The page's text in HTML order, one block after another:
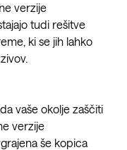
verzije
tudi rešitve
ki se jih lahko
vaše okolje zaščiti
verzije
še kopica